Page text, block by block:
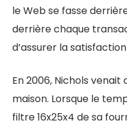
le Web se fasse
derrière chaque
d’assurer la satisfaction
En 2006, Nichols
maison. Lorsque le
filtre 16x25x4 de sa